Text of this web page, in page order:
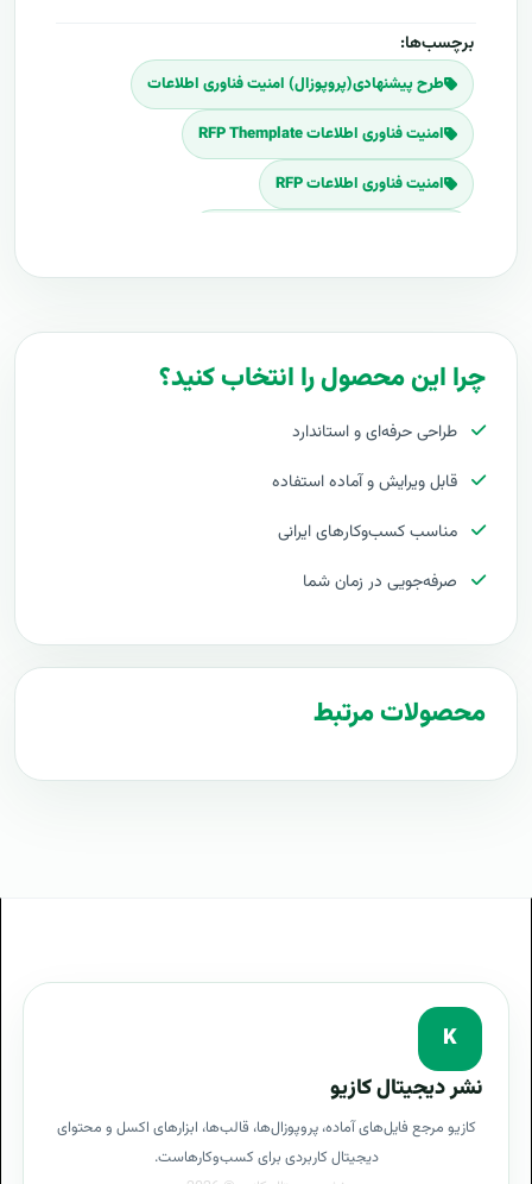
برچسب‌ها:
طرح پیشنهادی(پروپوزال) امنیت فناوری اطلاعات
امنیت فناوری اطلاعات RFP Themplate
امنیت فناوری اطلاعات RFP
برنامه پروپوزال امنیت فناوری اطلاعات
پلان پروپوزال امنیت فناوری اطلاعات
قیمت اجرای امنیت فناوری اطلاعات
هزینه طراحی امنیت فناوری اطلاعات
برآورد قیمت امنیت فناوری اطلاعات
هزینه اجرای امنیت فناوری اطلاعات
تعرفه های امنیت فناوری اطلاعات
مراحل پیاده سازی امنیت فناوری اطلاعات
طرح آماده امنیت فناوری اطلاعات
پروپوزال امنیت فناوری اطلاعات چیست
هدف از امنیت فناوری اطلاعات
معایب امنیت فناوری اطلاعات
چرا این محصول را انتخاب کنید؟
طراحی حرفه‌ای و استاندارد
قابل ویرایش و آماده استفاده
مناسب کسب‌وکارهای ایرانی
صرفه‌جویی در زمان شما
محصولات مرتبط
K
نشر دیجیتال کازیو
کازیو مرجع فایل‌های آماده، پروپوزال‌ها، قالب‌ها، ابزارهای اکسل و محتوای
دیجیتال کاربردی برای کسب‌وکارهاست.